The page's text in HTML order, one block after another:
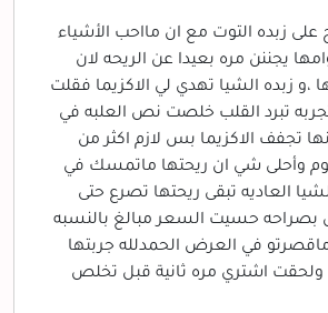
زبده التوت مع ان مااحب الأشياء
يجننن مره بعيدا عن الريحه لان
زبده الشيا تهدي لي الاكزيما فقلت
تبرد القلب خلصت نص العلبه في
تجفف الاكزيما بس لازم اكثر من
وأحلى شي ان ريحتها ماتمسك في
العاديه تبقى ريحتها تصرع حتى
حسيت السعر مبالغ بالنسبه
في العرض الحمدلله جربتها
اشتري مره ثانية قبل تخلص